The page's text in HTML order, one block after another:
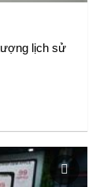
lịch sử